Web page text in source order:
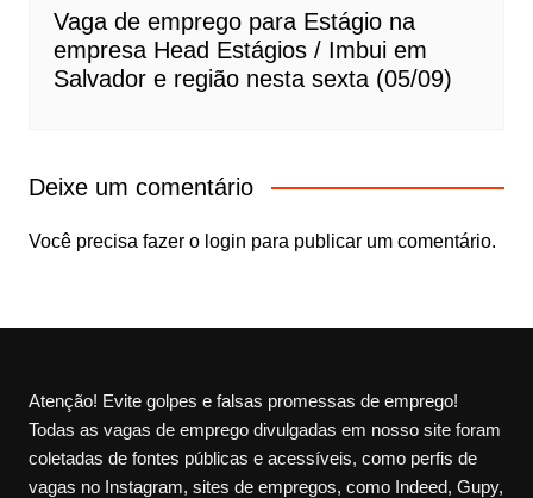
Vaga de emprego para Estágio na
empresa Head Estágios / Imbui em
Salvador e região nesta sexta (05/09)
Deixe um comentário
Você precisa fazer o login para publicar um comentário.
Atenção! Evite golpes e falsas promessas de emprego!
Todas as vagas de emprego divulgadas em nosso site foram
coletadas de fontes públicas e acessíveis, como perfis de
vagas no Instagram, sites de empregos, como Indeed, Gupy,